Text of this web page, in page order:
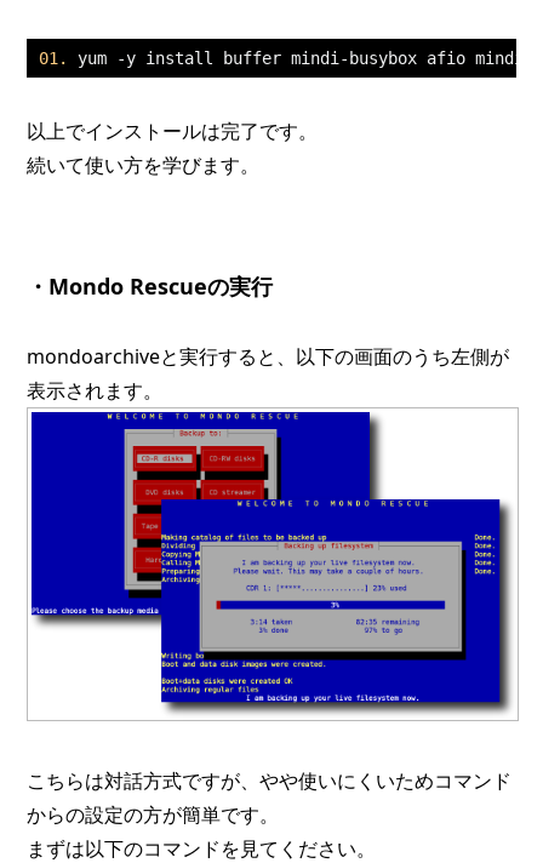
yum -y install buffer mindi - busybox afio mindi
以上でインストールは完了です。
続いて使い方を学びます。
・Mondo Rescueの実行
mondoarchiveと実行すると、以下の画面のうち左側が
表示されます。
こちらは対話方式ですが、やや使いにくいためコマンド
からの設定の方が簡単です。
まずは以下のコマンドを見てください。